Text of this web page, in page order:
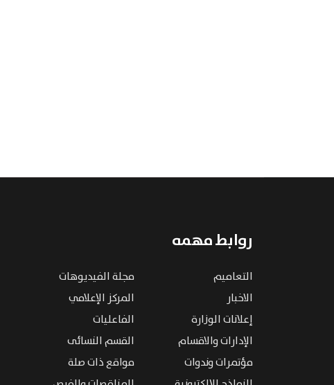
روابط مهمه
التعاميم
مجلة الفيديوهات
الاخبار
المركز الإعلامي
إعلانات الوزارة
الفاعليات
الإدارات والاقسام
القسم النسائى
مؤتمرات وندوات
مواقع ذات صلة